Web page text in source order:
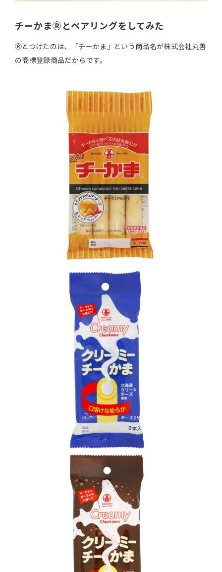
チーかまⓇとペアリングをしてみた
Ⓡとつけたのは、「チーかま」という商品名が株式会社丸善
の商標登録商品だからです。